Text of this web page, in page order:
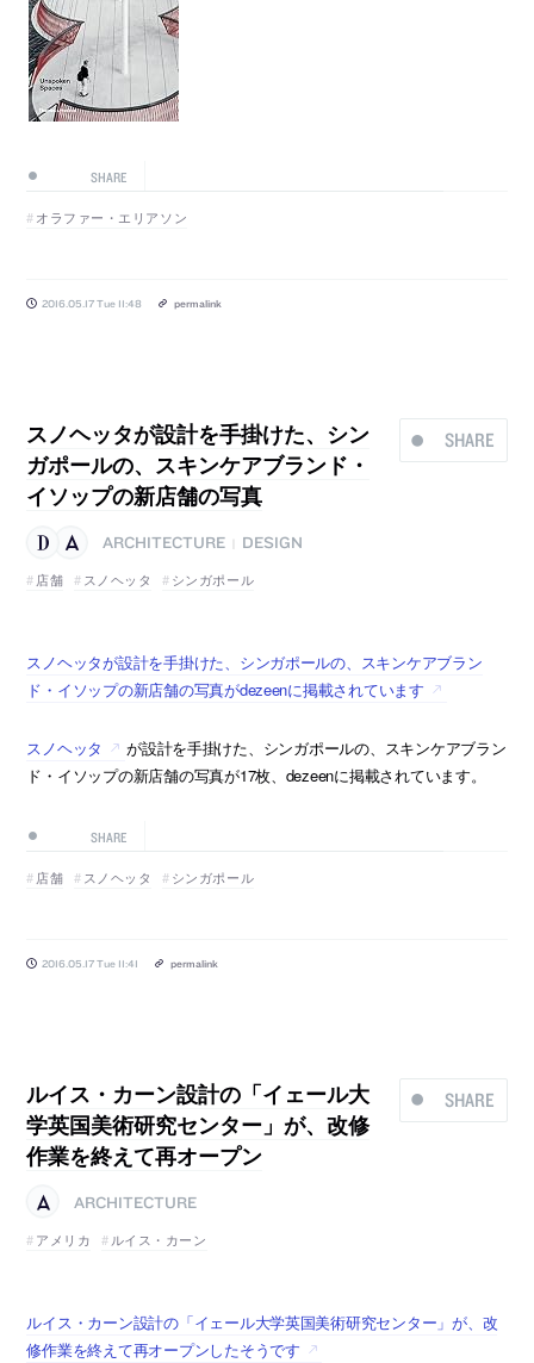
SHARE
オラファー・エリアソン
2016.05.17 Tue 11:48 permalink
SHARE
スノヘッタが設計を手掛けた、シン
ガポールの、スキンケアブランド・
イソップの新店舗の写真
ARCHITECTURE
DESIGN
店舗
スノヘッタ シンガポール
スノヘッタが設計を手掛けた、シンガポールの、スキンケアブラン
ド・イソップの新店舗の写真がdezeenに掲載されています
スノヘッタ
が設計を手掛けた、シンガポールの、スキンケアブラン
ド・イソップの新店舗の写真が17枚、dezeenに掲載されています。
SHARE
店舗 スノヘッタ シンガポール
2016.05.17 Tue 11:41 permalink
SHARE
ルイス・カーン設計の「イェール大
学英国美術研究センター」が、改修
作業を終えて再オープン
ARCHITECTURE
アメリカ
ルイス・カーン
ルイス・カーン設計の「イェール大学英国美術研究センター」が、改
修作業を終えて再オープンしたそうです